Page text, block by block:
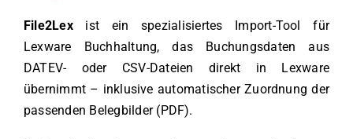
File2Lexist ein spezialisiertes Import-Tool für
Lexware Buchhaltung, das Buchungsdaten aus
DATEV- oder CSV-Dateien direkt in Lexware
übernimmt – inklusive automatischer Zuordnung der
passenden Belegbilder (PDF).